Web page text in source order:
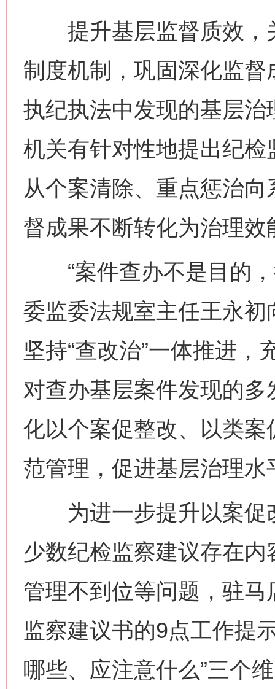
提升基层监督质效，
制度机制，巩固深化监
执纪执法中发现的基层
机关有针对性地提出纪
从个案清除、重点惩治
督成果不断转化为治理效
“案件查办不是目的，
委监委法规室主任王永
坚持“查改治”一体推进
对查办基层案件发现的
化以个案促整改、以类
范管理，促进基层治理水
为进一步提升以案促
少数纪检监察建议存在
管理不到位等问题，驻
监察建议书的9点工作提
哪些、应注意什么”三个